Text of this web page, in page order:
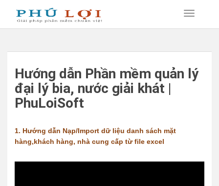
Hướng dẫn Phần mềm quản lý
đại lý bia, nước giải khát |
PhuLoiSoft
1. Hướng dẫn Nạp/Import dữ liệu danh sách mặt
hàng,khách hàng, nhà cung cấp từ file excel